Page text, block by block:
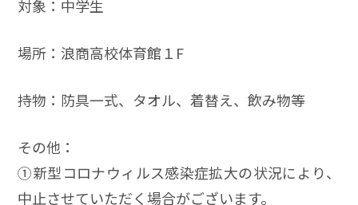
対象：中学生
場所：浪商高校体育館１F
持物：防具一式、タオル、着替え、飲み物等
その他：
➀新型コロナウィルス感染症拡大の状況により、
中止させていただく場合がございます。